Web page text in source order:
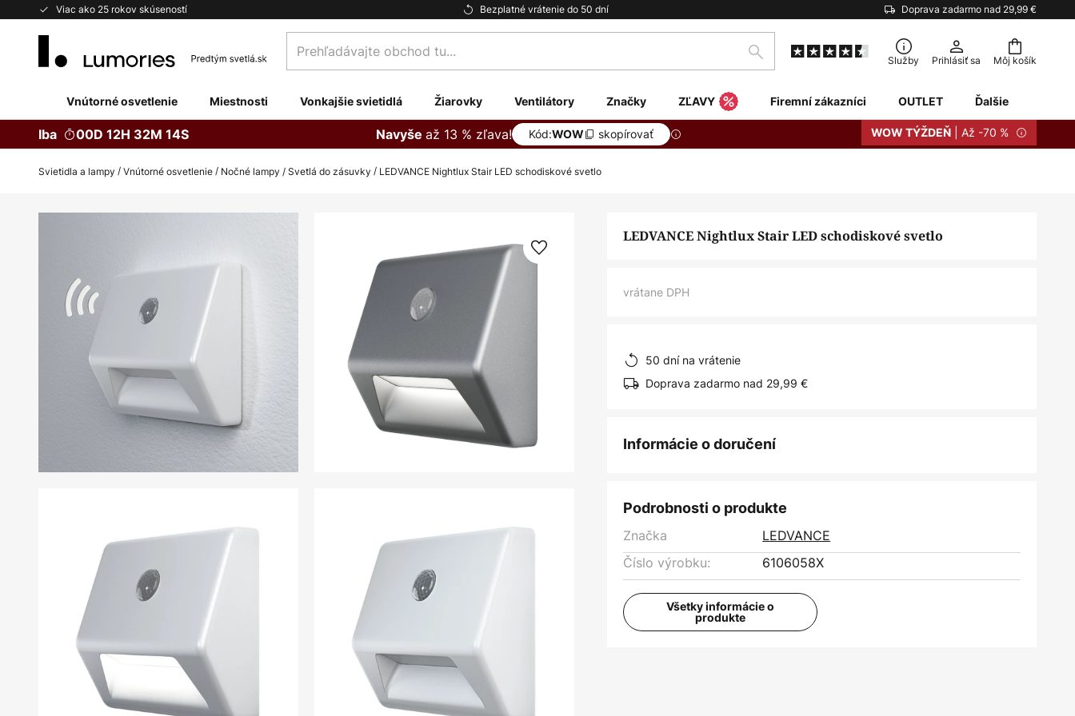
Viac ako 25 rokov skúseností Bezplatné vrátenie do 50 dní Doprava zadarmo nad 29,99 €
Skip
Môj košík
Prehľadávajte
obchod
Hľadať Služby Prihlásiť sa
Vnútorné osvetlenie Miestnosti Vonkajšie svietidlá Žiarovky Ventilátory Značky ZĽAVY Firemní zákazníci OUTLET Ďalšie
Iba 00D 12H 32M 14S Navyše až 13 % zľava! Kód:WOW skopírovať WOW TÝŽDEŇ | Až -70 %
Svietidla a lampy Vnútorné osvetlenie Nočné lampy / Svetlá do zásuvky LEDVANCE Nightlux Stair LED schodiskové svetlo
galérie
obrázkov
LEDVANCE Nightlux Stair LED schodiskové svetlo
vrátane DPH
50 dní na vrátenie
Doprava zadarmo nad 29,99 €
Informácie o doručení
Podrobnosti o produkte
Značka
LEDVANCE
Číslo výrobku:
6106058X
Všetky informácie o
produkte